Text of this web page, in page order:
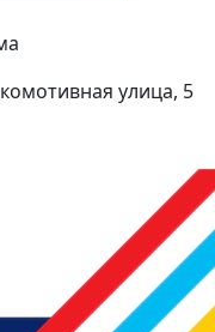
улица, 5